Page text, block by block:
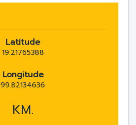
Latitude
19.21765388
Longitude
99.82134636
KM.